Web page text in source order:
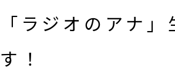
「ラジオのアナ
す！